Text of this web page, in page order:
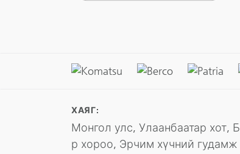
ХАЯГ:
Монгол улс, Улаанбаатар хот,
р хороо, Эрчим хүчний гудамж